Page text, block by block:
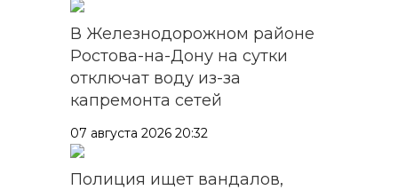
В Железнодорожном районе
Ростова-на-Дону на сутки
отключат воду из-за
капремонта сетей
07 августа 2026 20:32
Полиция ищет вандалов,